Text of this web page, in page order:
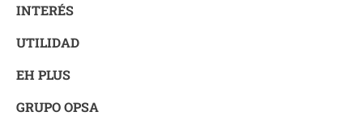
INTERÉS
UTILIDAD
EH PLUS
GRUPO OPSA